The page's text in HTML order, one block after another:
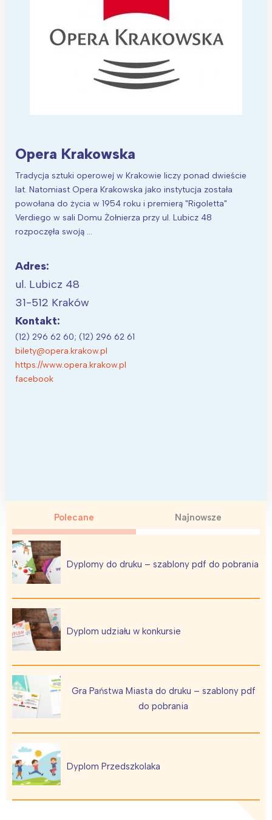
Opera Krakowska
Tradycja sztuki operowej w Krakowie liczy ponad dwieście
lat. Natomiast Opera Krakowska jako instytucja została
powołana do życia w 1954 roku i premierą "Rigoletta"
Verdiego w sali Domu Żołnierza przy ul. Lubicz 48
rozpoczęła swoją …
Adres:
ul. Lubicz 48
31-512 Kraków
Kontakt:
(12) 296 62 60; (12) 296 62 61
bilety@opera.krakow.pl
https://www.opera.krakow.pl
facebook
Polecane Najnowsze
Dyplomy do druku – szablony pdf do pobrania
Dyplom udziału w konkursie
Gra Państwa Miasta do druku – szablony pdf
do pobrania
Dyplom Przedszkolaka
Poznań
Południe
Północ
Wybieram